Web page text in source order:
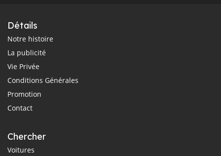
Détails
Notre histoire
La publicité
Vie Privée
Conditions Générales
Promotion
Contact
Chercher
Voitures